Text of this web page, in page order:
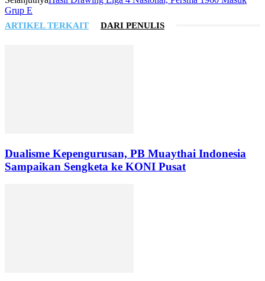
Grup E
ARTIKEL TERKAIT DARI PENULIS
Dualisme Kepengurusan, PB Muaythai Indonesia
Sampaikan Sengketa ke KONI Pusat